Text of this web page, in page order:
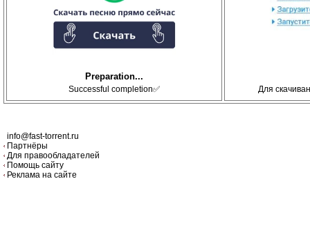
Preparation...
Successful completion✅ Для
info@fast-torrent.ru
Партнёры
Для правообладателей
Помощь сайту
Реклама на сайте